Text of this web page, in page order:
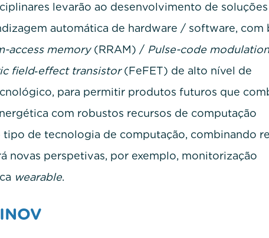
levarão ao desenvolvimento de soluções
automática de hardware / software, com
access memory(RRAM) / Pulse-code modulation
field‐effect transistor(FeFET) de alto nível de
para permitir produtos futuros que
com robustos recursos de computação
tipo de tecnologia de computação, combinando
novas perspetivas, por exemplo, monitorização
wearable.